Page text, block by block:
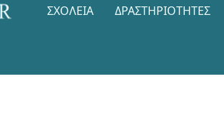
ΣΧΟΛΕΊΑ ΔΡΑΣΤΗΡΙΌΤΗΤΕΣ